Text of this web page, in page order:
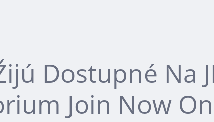
Dostupné Na
Join Now